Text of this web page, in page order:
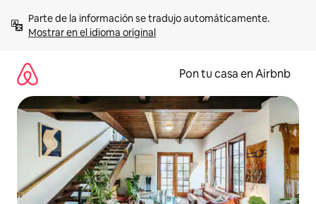
contenidoMostrar en el idioma original
Pon tu casa en Airbnb